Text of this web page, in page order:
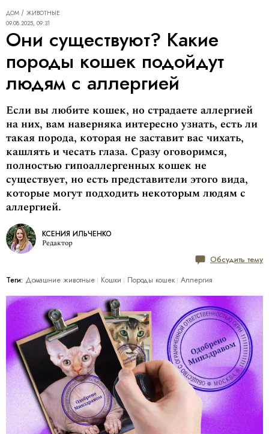
ДОМ
ЖИВОТНЫЕ
09.08.2025, 09:31
Они существуют? Какие
породы кошек подойдут
людям с аллергией
Если вы любите кошек, но страдаете аллергией
на них, вам наверняка интересно узнать, есть ли
такая порода, которая не заставит вас чихать,
кашлять и чесать глаза. Сразу оговоримся,
полностью гипоаллергенных кошек не
существует, но есть представители этого вида,
которые могут подходить некоторым людям с
аллергией.
КСЕНИЯ ИЛЬЧЕНКО
Редактор
Обсудить тему
Теги: Домашние животные Кошки Породы кошек Аллергия